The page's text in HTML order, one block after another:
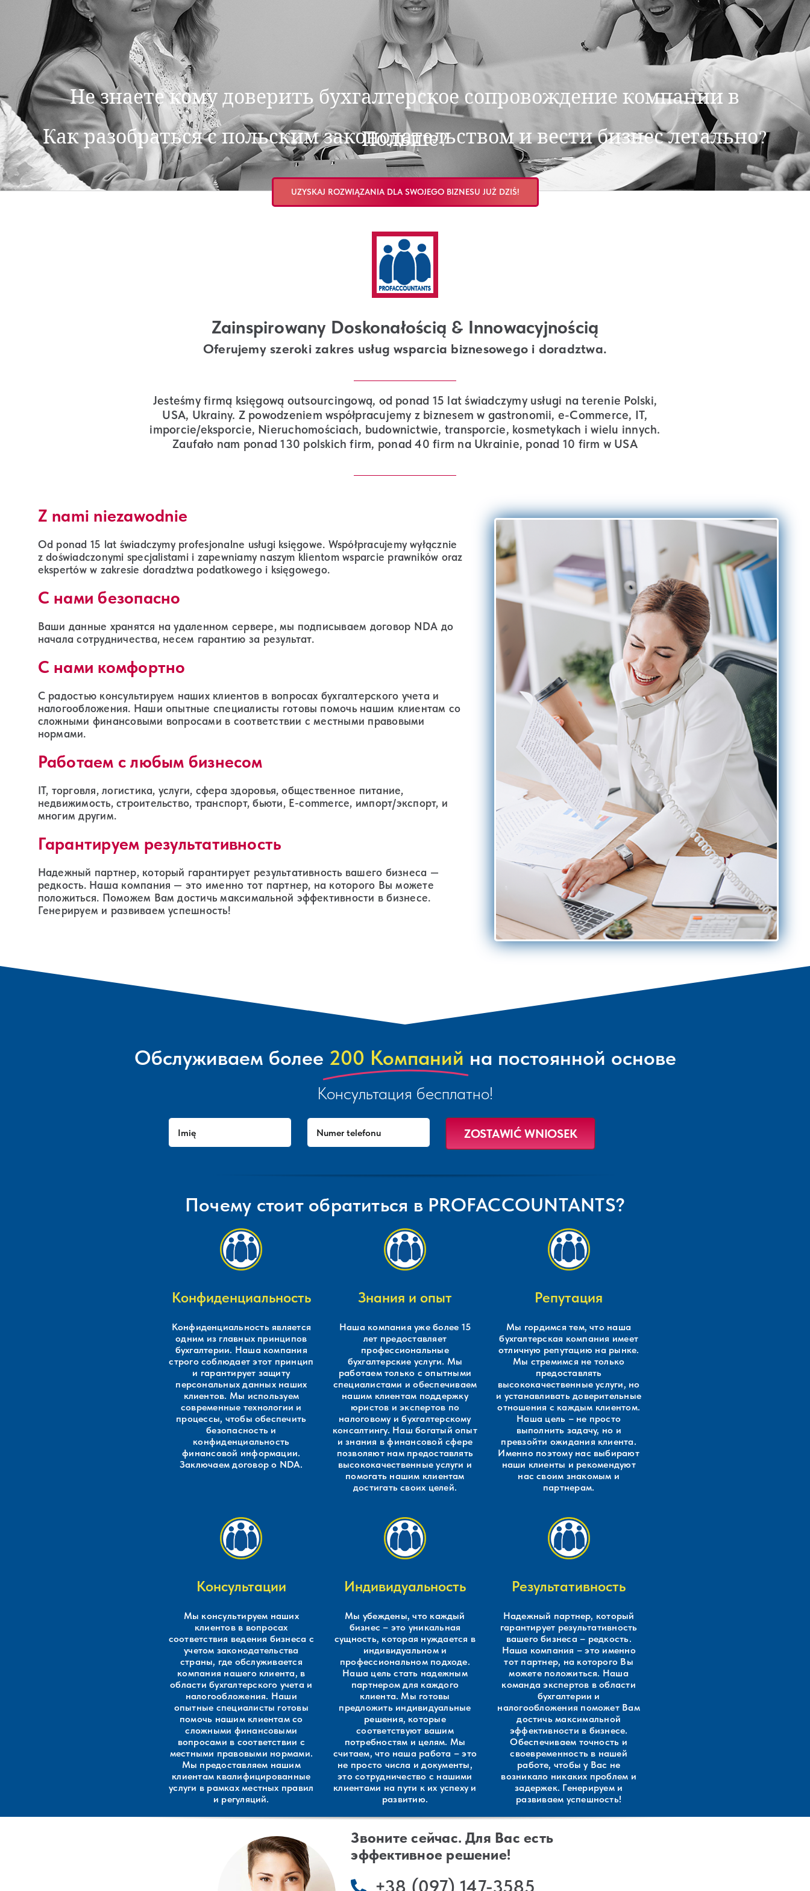
Не знаете кому доверить бухгалтерское сопровождение компании в
Польше?
Как разобраться с польским законодательством и вести бизнес легально?
UZYSKAJ ROZWIĄZANIA DLA SWOJEGO BIZNESU JUŻ DZIŚ!
Zainspirowany Doskonałością & Innowacyjnością
Oferujemy szeroki zakres usług wsparcia biznesowego i doradztwa.
Jesteśmy firmą księgową outsourcingową, od ponad 15 lat świadczymy usługi na terenie Polski,
USA, Ukrainy. Z powodzeniem współpracujemy z biznesem w gastronomii, e-Commerce, IT,
imporcie/eksporcie, Nieruchomościach, budownictwie, transporcie, kosmetykach i wielu innych.
Zaufało nam ponad 130 polskich firm, ponad 40 firm na Ukrainie, ponad 10 firm w USA
Z nami niezawodnie
Od ponad 15 lat świadczymy profesjonalne usługi księgowe. Współpracujemy wyłącznie
z doświadczonymi specjalistami i zapewniamy naszym klientom wsparcie prawników oraz
ekspertów w zakresie doradztwa podatkowego i księgowego.
С нами безопасно
Ваши данные хранятся на удаленном сервере, мы подписываем договор NDA до
начала сотрудничества, несем гарантию за результат.
С нами комфортно
С радостью консультируем наших клиентов в вопросах бухгалтерского учета и
налогообложения. Наши опытные специалисты готовы помочь нашим клиентам со
сложными финансовыми вопросами в соответствии с местными правовыми
нормами.
Работаем с любым бизнесом
IT, торговля, логистика, услуги, сфера здоровья, общественное питание,
недвижимость, строительство, транспорт, бьюти, E-сommerce, импорт/экспорт, и
многим другим.
Гарантируем результативность
Надежный партнер, который гарантирует результативность вашего бизнеса —
редкость. Наша компания — это именно тот партнер, на которого Вы можете
положиться. Поможем Вам достичь максимальной эффективности в бизнесе.
Генерируем и развиваем успешность!
Обслуживаем более 200 Компаний на постоянной основе
Консультация бесплатно!
Почему стоит обратиться в PROFACCOUNTANTS?
Конфиденциальность
Конфиденциальность является
одним из главных принципов
бухгалтерии. Наша компания
строго соблюдает этот принцип
и гарантирует защиту
персональных данных наших
клиентов. Мы используем
современные технологии и
процессы, чтобы обеспечить
безопасность и
конфиденциальность
финансовой информации.
Заключаем договор о NDA.
Знания и опыт
Наша компания уже более 15
лет предоставляет
профессиональные
бухгалтерские услуги. Мы
работаем только с опытными
специалистами и обеспечиваем
нашим клиентам поддержку
юристов и экспертов по
налоговому и бухгалтерскому
консалтингу. Наш богатый опыт
и знания в финансовой сфере
позволяют нам предоставлять
высококачественные услуги и
помогать нашим клиентам
достигать своих целей.
Репутация
Мы гордимся тем, что наша
бухгалтерская компания имеет
отличную репутацию на рынке.
Мы стремимся не только
предоставлять
высококачественные услуги, но
и устанавливать доверительные
отношения с каждым клиентом.
Наша цель – не просто
выполнить задачу, но и
превзойти ожидания клиента.
Именно поэтому нас выбирают
наши клиенты и рекомендуют
нас своим знакомым и
партнерам.
Консультации
Мы консультируем наших
клиентов в вопросах
соответствия ведения бизнеса с
учетом законодательства
страны, где обслуживается
компания нашего клиента, в
области бухгалтерского учета и
налогообложения. Наши
опытные специалисты готовы
помочь нашим клиентам со
сложными финансовыми
вопросами в соответствии с
местными правовыми нормами.
Мы предоставляем нашим
клиентам квалифицированные
услуги в рамках местных правил
и регуляций.
Индивидуальность
Мы убеждены, что каждый
бизнес – это уникальная
сущность, которая нуждается в
индивидуальном и
профессиональном подходе.
Наша цель стать надежным
партнером для каждого
клиента. Мы готовы
предложить индивидуальные
решения, которые
соответствуют вашим
потребностям и целям. Мы
считаем, что наша работа – это
не просто числа и документы,
это сотрудничество с нашими
клиентами на пути к их успеху и
развитию.
Результативность
Надежный партнер, который
гарантирует результативность
вашего бизнеса – редкость.
Наша компания – это именно
тот партнер, на которого Вы
можете положиться. Наша
команда экспертов в области
бухгалтерии и
налогообложения поможет Вам
достичь максимальной
эффективности в бизнесе.
Обеспечиваем точность и
своевременность в нашей
работе, чтобы у Вас не
возникало никаких проблем и
задержек. Генерируем и
развиваем успешность!
Звоните сейчас. Для Вас есть
эффективное решение!
+38 (097) 147-3585